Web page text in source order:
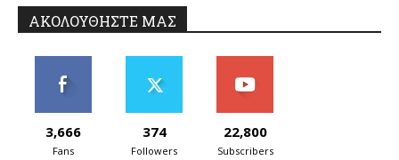
ΑΚΟΛΟΥΘΗΣΤΕ ΜΑΣ
3,666
Fans
374
Followers
22,800
Subscribers